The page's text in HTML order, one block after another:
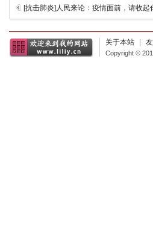
[抗击肺炎]人民来论：疫情面前，请收起
关于本站
Copyright ©